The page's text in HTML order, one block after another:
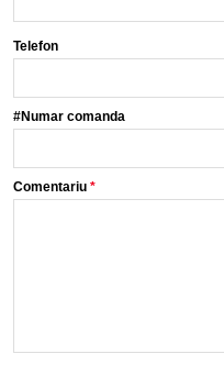
Telefon
#Numar comanda
*
Comentariu